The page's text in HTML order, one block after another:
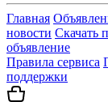
Главная
новости Скачать
объявление
Правила сервиса
поддержки